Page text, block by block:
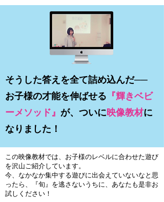
そうした答えを全て詰め込んだ──
お子様の才能を伸ばせる 『輝きベビ
ーメソッド』 が、ついに映像教材に
なりました！
この映像教材では、お子様のレベルに合わせた遊び
を沢山ご紹介しています。
今、なかなか集中する遊びに出会えていないなと思
ったら、『旬』を逃さないうちに、あなたも是非お
試しください！